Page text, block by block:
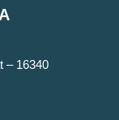
– 16340